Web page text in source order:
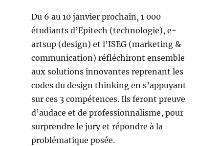
Du 6 au 10 janvier prochain, 1 000
étudiants d’Epitech (technologie), e-
artsup (design) et l’ISEG (marketing &
communication) réfléchiront ensemble
aux solutions innovantes reprenant les
codes du design thinking en s’appuyant
sur ces 3 compétences. Ils feront preuve
d’audace et de professionnalisme, pour
surprendre le jury et répondre à la
problématique posée.